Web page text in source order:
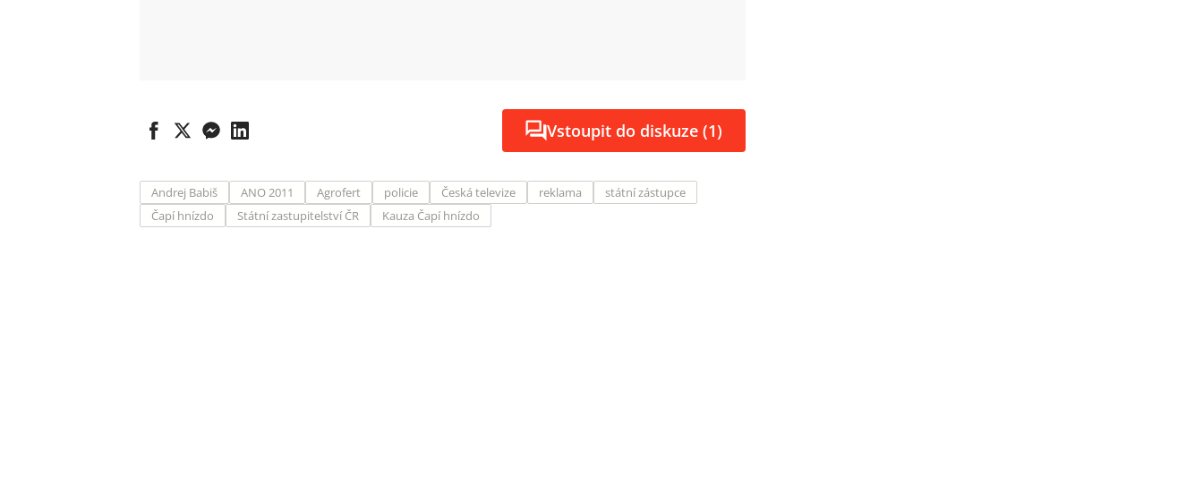
Vstoupit do diskuze (1)
Andrej Babiš ANO 2011 Agrofert policie Česká televize reklama
státní zástupce
Čapí hnízdo
Státní zastupitelství ČR Kauza Čapí hnízdo